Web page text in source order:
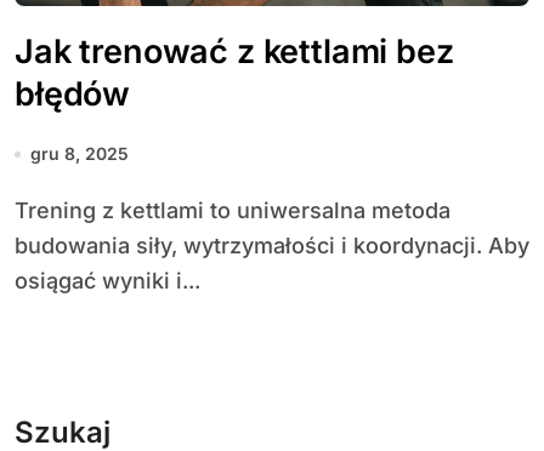
Jak trenować z kettlami bez
błędów
gru 8, 2025
Trening z kettlami to uniwersalna metoda
budowania siły, wytrzymałości i koordynacji. Aby
osiągać wyniki i...
Szukaj